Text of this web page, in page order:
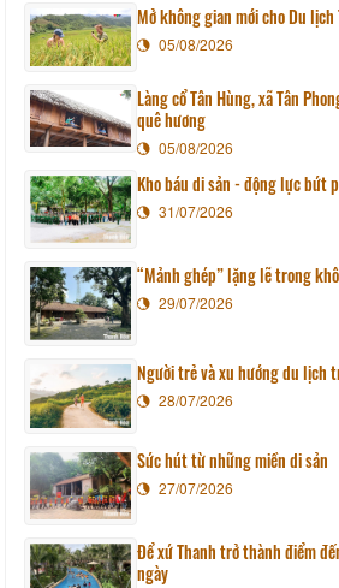
Mở không gian mới cho Du
05/08/2026
Làng cổ Tân Hùng, xã Tân
quê hương
05/08/2026
Kho báu di sản - động lực bứt
31/07/2026
“Mảnh ghép” lặng lẽ trong
29/07/2026
Người trẻ và xu hướng du lịch
28/07/2026
Sức hút từ những miền di sản
27/07/2026
Để xứ Thanh trở thành điểm
ngày